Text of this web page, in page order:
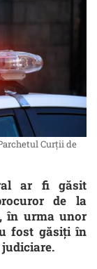
Curţii de
ar fi găsit
de la
în urma unor
fost găsiți în